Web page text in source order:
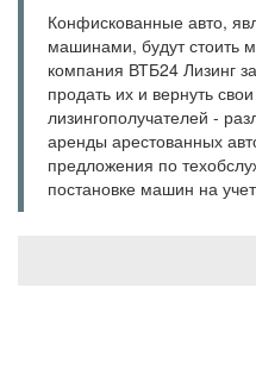
Конфискованные авто,
машинами, будут стоить
компания ВТБ24 Лизинг
продать их и вернуть
лизингополучателей -
аренды арестованных
предложения по
постановке машин на